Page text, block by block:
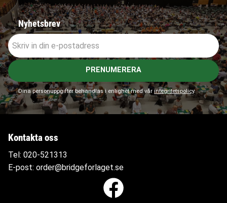
Nyhetsbrev
PRENUMERERA
Dina personuppgifter behandlas i enlighet med vår integritetspolicy.
Kontakta oss
Tel: 020-521313
E-post: order@bridgeforlaget.se